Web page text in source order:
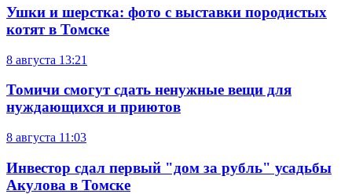
Ушки и шерстка: фото с выставки породистых
котят в Томске
8 августа 13:21
Томичи смогут сдать ненужные вещи для
нуждающихся и приютов
8 августа 11:03
Инвестор сдал первый "дом за рубль" усадьбы
Акулова в Томске